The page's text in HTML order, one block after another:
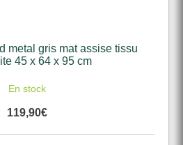
metal gris mat assise tissu
45 x 64 x 95 cm
En stock
119,90€